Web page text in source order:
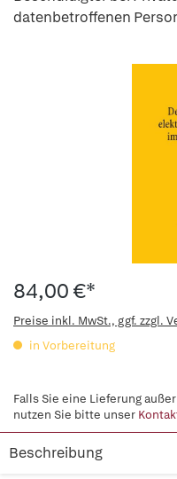
datenbetroffenen
84,00 €*
Preise inkl. MwSt., ggf. zzgl.
in Vorbereitung
Falls Sie eine Lieferung
nutzen Sie bitte unser
Beschreibung